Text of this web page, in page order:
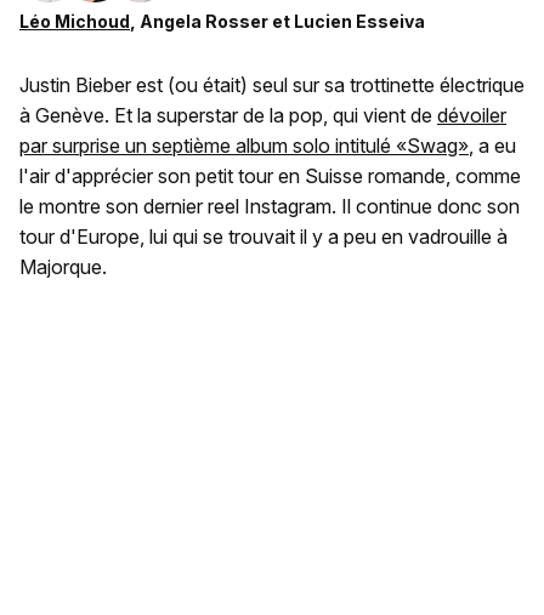
Léo Michoud Angela Rosser et Lucien Esseiva
Justin Bieber est (ou était) seul sur sa trottinette électrique
à Genève. Et la superstar de la pop, qui vient de dévoiler
par surprise un septième album solo intitulé «Swag», a eu
l'air d'apprécier son petit tour en Suisse romande, comme
le montre son dernier reel Instagram. Il continue donc son
tour d'Europe, lui qui se trouvait il y a peu en vadrouille à
Majorque.